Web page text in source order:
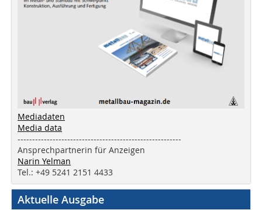
Mediadaten
Media data
--------------------------------------------------------
Ansprechpartnerin für Anzeigen
Narin Yelman
Tel.: +49 5241 2151 4433
Aktuelle Ausgabe